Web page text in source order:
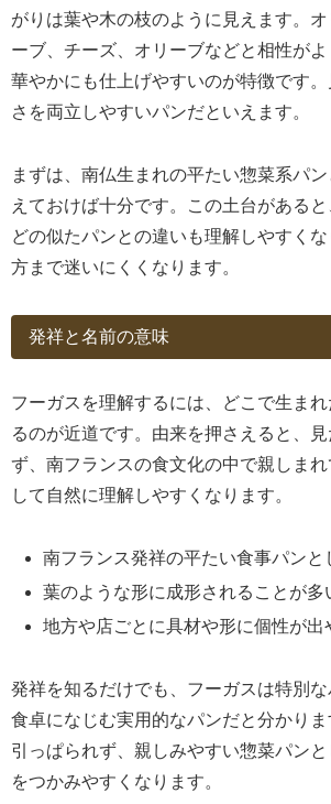
がりは葉や木の枝のように見えます。
ーブ、チーズ、オリーブなどと相性が
華やかにも仕上げやすいのが特徴です
さを両立しやすいパンだといえます。
まずは、南仏生まれの平たい惣菜系パ
えておけば十分です。この土台がある
どの似たパンとの違いも理解しやすく
方まで迷いにくくなります。
発祥と名前の意味
フーガスを理解するには、どこで生ま
るのが近道です。由来を押さえると、
ず、南フランスの食文化の中で親しま
して自然に理解しやすくなります。
南フランス発祥の平たい食事パンと
葉のような形に成形されることが多
地方や店ごとに具材や形に個性が出
発祥を知るだけでも、フーガスは特別な
食卓になじむ実用的なパンだと分かり
引っぱられず、親しみやすい惣菜パン
をつかみやすくなります。